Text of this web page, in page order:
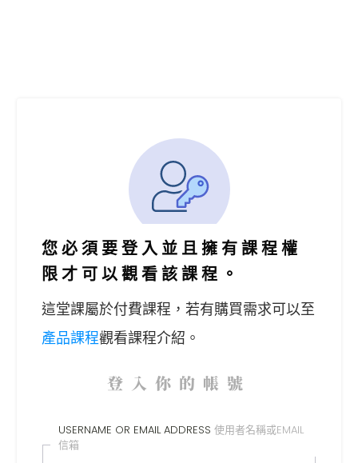
您必須要登入並且擁有課程權
限才可以觀看該課程。
這堂課屬於付費課程， 若有購買需求可以至
產品課程觀看課程介紹。
登入你的帳號
USERNAME OR EMAIL ADDRESS 使用者名稱或EMAIL
信箱